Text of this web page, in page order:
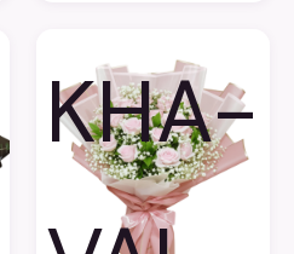
KHA-